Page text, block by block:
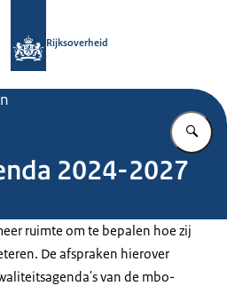
Rijksoverheid
2024-2027
ruimte om te bepalen hoe zij
De afspraken hierover
van de mbo-